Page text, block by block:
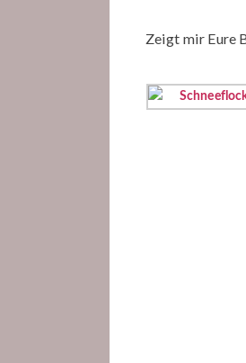
Zeigt mir Eure